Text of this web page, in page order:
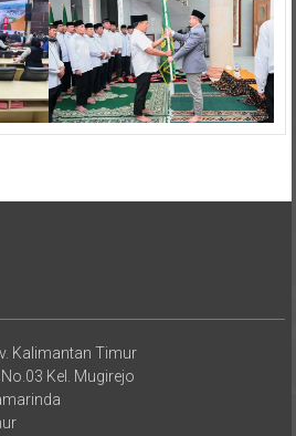
Kel. Mugirejo